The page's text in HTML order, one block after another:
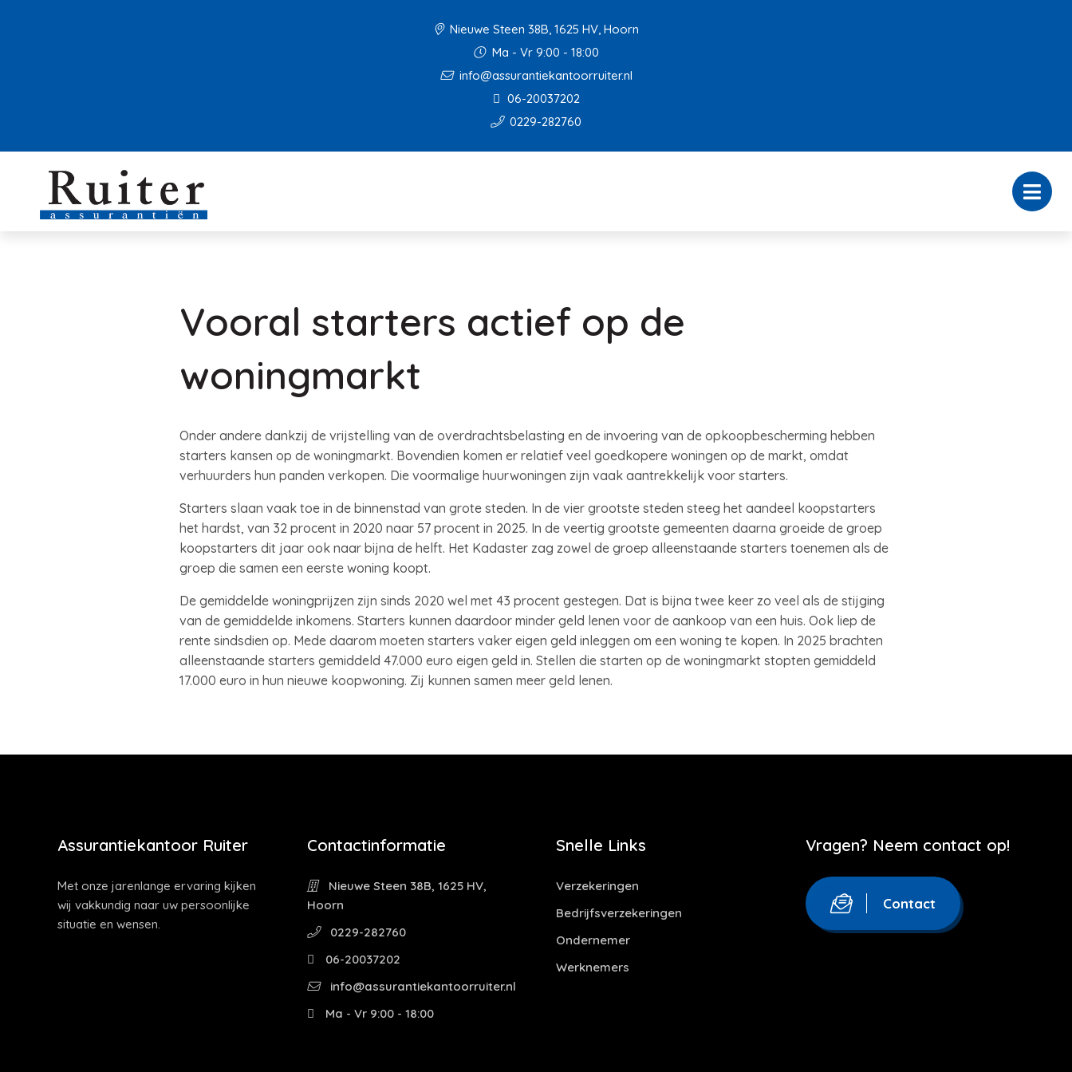
Nieuwe Steen 38B, 1625 HV, Hoorn
Ma - Vr 9:00 - 18:00
info@assurantiekantoorruiter.nl
06-20037202
0229-282760
Vooral starters actief op de
woningmarkt
Onder andere dankzij de vrijstelling van de overdrachtsbelasting en de invoering van de opkoopbescherming hebben
starters kansen op de woningmarkt. Bovendien komen er relatief veel goedkopere woningen op de markt, omdat
verhuurders hun panden verkopen. Die voormalige huurwoningen zijn vaak aantrekkelijk voor starters.
Starters slaan vaak toe in de binnenstad van grote steden. In de vier grootste steden steeg het aandeel koopstarters
het hardst, van 32 procent in 2020 naar 57 procent in 2025. In de veertig grootste gemeenten daarna groeide de groep
koopstarters dit jaar ook naar bijna de helft. Het Kadaster zag zowel de groep alleenstaande starters toenemen als de
groep die samen een eerste woning koopt.
De gemiddelde woningprijzen zijn sinds 2020 wel met 43 procent gestegen. Dat is bijna twee keer zo veel als de stijging
van de gemiddelde inkomens. Starters kunnen daardoor minder geld lenen voor de aankoop van een huis. Ook liep de
rente sindsdien op. Mede daarom moeten starters vaker eigen geld inleggen om een woning te kopen. In 2025 brachten
alleenstaande starters gemiddeld 47.000 euro eigen geld in. Stellen die starten op de woningmarkt stopten gemiddeld
17.000 euro in hun nieuwe koopwoning. Zij kunnen samen meer geld lenen.
Assurantiekantoor Ruiter
Met onze jarenlange ervaring kijken
wij vakkundig naar uw persoonlijke
situatie en wensen.
Contactinformatie
Nieuwe Steen 38B, 1625 HV,
Hoorn
0229-282760
06-20037202
info@assurantiekantoorruiter.nl
Ma - Vr 9:00 - 18:00
Snelle Links
Verzekeringen
Bedrijfsverzekeringen
Ondernemer
Werknemers
Vragen? Neem contact op!
Contact